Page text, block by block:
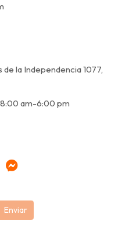
la Independencia 1077,
am-6:00 pm
Enviar